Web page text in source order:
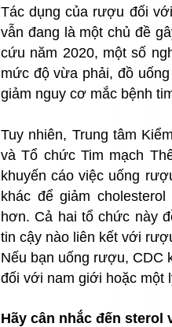
Tác dụng của rượu đối
vẫn đang là một chủ đề
cứu năm 2020, một số
mức độ vừa phải, đồ
giảm nguy cơ mắc bệnh
Tuy nhiên, Trung tâm
và Tổ chức Tim mạch
khuyến cáo việc uống
khác để giảm
hơn. Cả hai tổ chức này
tin cậy nào liên kết với
Nếu bạn uống rượu, CDC
đối với nam giới hoặc một
Hãy cân nhắc đến sterol